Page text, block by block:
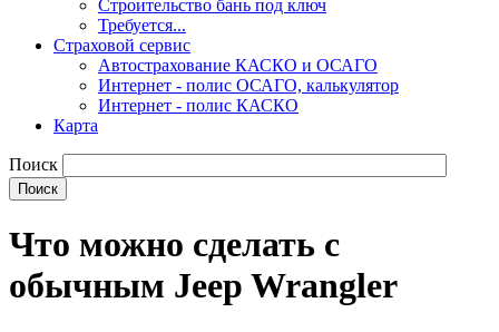
Строительство бань под ключ
Требуется...
Страховой сервис
Автострахование КАСКО и ОСАГО
Интернет - полис ОСАГО, калькулятор
Интернет - полис КАСКО
Карта
Поиск
Что можно сделать с
обычным Jeep Wrangler